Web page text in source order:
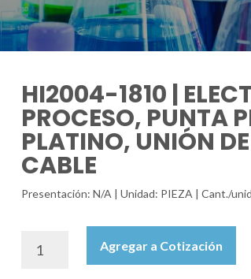
HI2004-1810 |
PROCESO, PUNTA
PLATINO, UNIÓN
CABLE
Presentación: N/A | Unidad: PIEZA | Cant./
1810
Agregar a Cotización